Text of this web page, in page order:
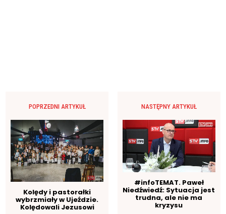
POPRZEDNI ARTYKUŁ
Kolędy i pastorałki
wybrzmiały w Ujeździe.
Kolędowali Jezusowi
NASTĘPNY ARTYKUŁ
#infoTEMAT. Paweł
Niedźwiedź: Sytuacja jest
trudna, ale nie ma
kryzysu